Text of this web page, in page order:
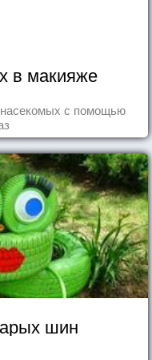
в макияже
с помощью
шин